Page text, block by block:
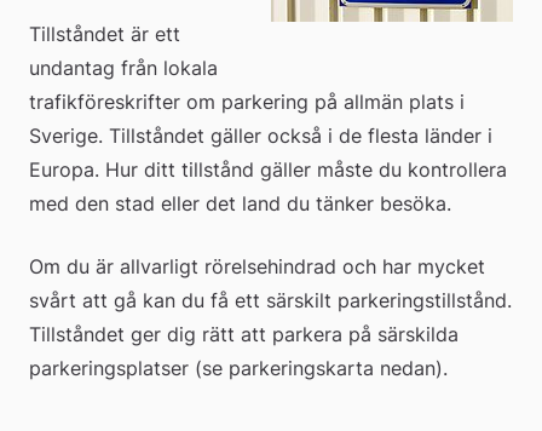
Tillståndet är ett
undantag från lokala
trafikföreskrifter om parkering på allmän plats i
Sverige. Tillståndet gäller också i de flesta länder i
Europa. Hur ditt tillstånd gäller måste du kontrollera
med den stad eller det land du tänker besöka.
Om du är allvarligt rörelsehindrad och har mycket
svårt att gå kan du få ett särskilt parkeringstillstånd.
Tillståndet ger dig rätt att parkera på särskilda
parkeringsplatser (se parkeringskarta nedan).